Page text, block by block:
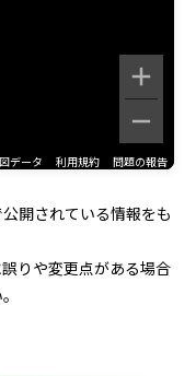
データ 利用規約 問題の報告
開されている情報をも
りや変更点がある場合